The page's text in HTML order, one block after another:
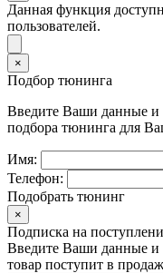
Данная функция
пользователей.
×
Подбор тюнинга
Введите Ваши данные и
подбора тюнинга для
Имя:
Телефон:
Подобрать тюнинг
×
Подписка на
Введите Ваши данные и
товар поступит в